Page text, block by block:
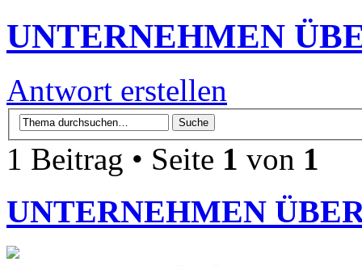
UNTERNEHMEN
Antwort erstellen
1 Beitrag • Seite 1 von 1
UNTERNEHMEN